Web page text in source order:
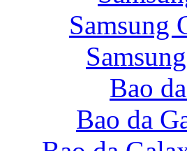
Nắp lưng Samsung
Samsung
Bao
Bao da